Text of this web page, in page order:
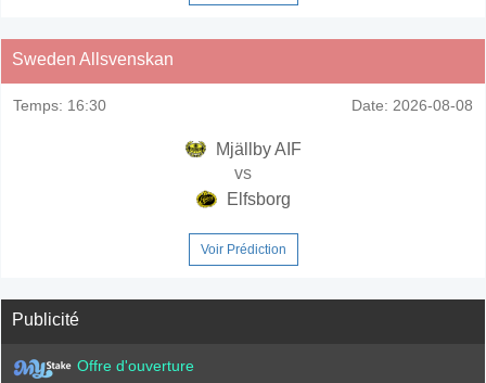
Sweden Allsvenskan
Temps: 16:30 Date: 2026-08-08
Mjällby AIF
vs
Elfsborg
Voir Prédiction
Publicité
Offre d'ouverture